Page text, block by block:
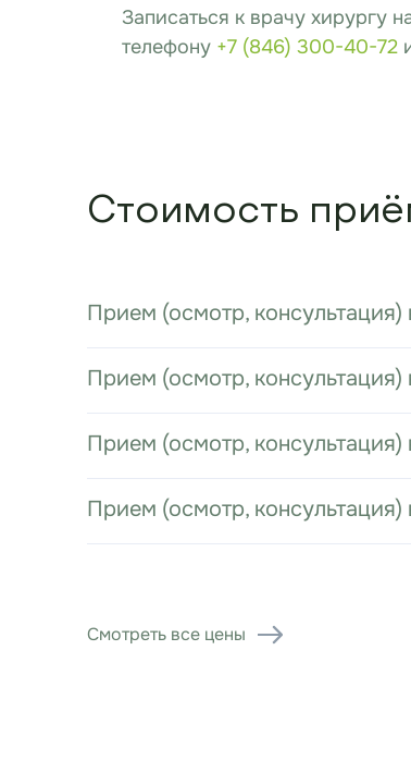
Записаться к врачу хирургу
телефону +7 (846) 300-40-72
Стоимость
Прием (осмотр,
Прием (осмотр,
Прием (осмотр,
Прием (осмотр,
Смотреть все цены